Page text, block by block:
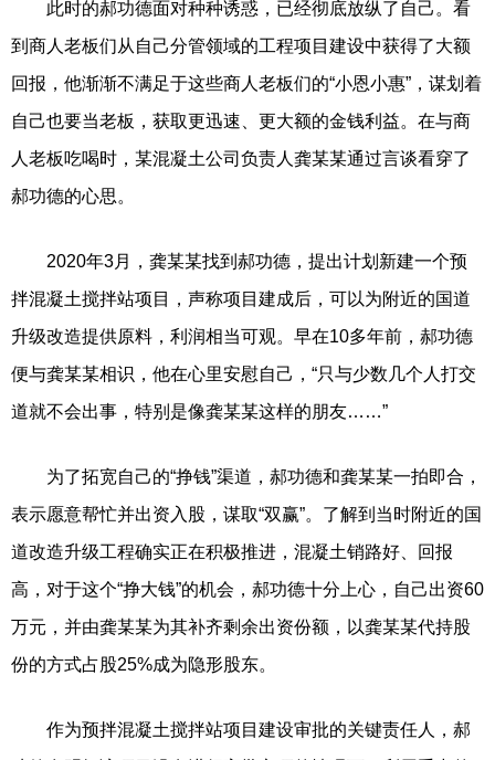
此时的郝功德面对种种诱惑，已经彻底放纵了自己。看
到商人老板们从自己分管领域的工程项目建设中获得了大额
回报，他渐渐不满足于这些商人老板们的“小恩小惠”，谋划着
自己也要当老板，获取更迅速、更大额的金钱利益。在与商
人老板吃喝时，某混凝土公司负责人龚某某通过言谈看穿了
郝功德的心思。
2020年3月，龚某某找到郝功德，提出计划新建一个预
拌混凝土搅拌站项目，声称项目建成后，可以为附近的国道
升级改造提供原料，利润相当可观。早在10多年前，郝功德
便与龚某某相识，他在心里安慰自己，“只与少数几个人打交
道就不会出事，特别是像龚某某这样的朋友……”
为了拓宽自己的“挣钱”渠道，郝功德和龚某某一拍即合，
表示愿意帮忙并出资入股，谋取“双赢”。了解到当时附近的国
道改造升级工程确实正在积极推进，混凝土销路好、回报
高，对于这个“挣大钱”的机会，郝功德十分上心，自己出资60
万元，并由龚某某为其补齐剩余出资份额，以龚某某代持股
份的方式占股25%成为隐形股东。
作为预拌混凝土搅拌站项目建设审批的关键责任人，郝